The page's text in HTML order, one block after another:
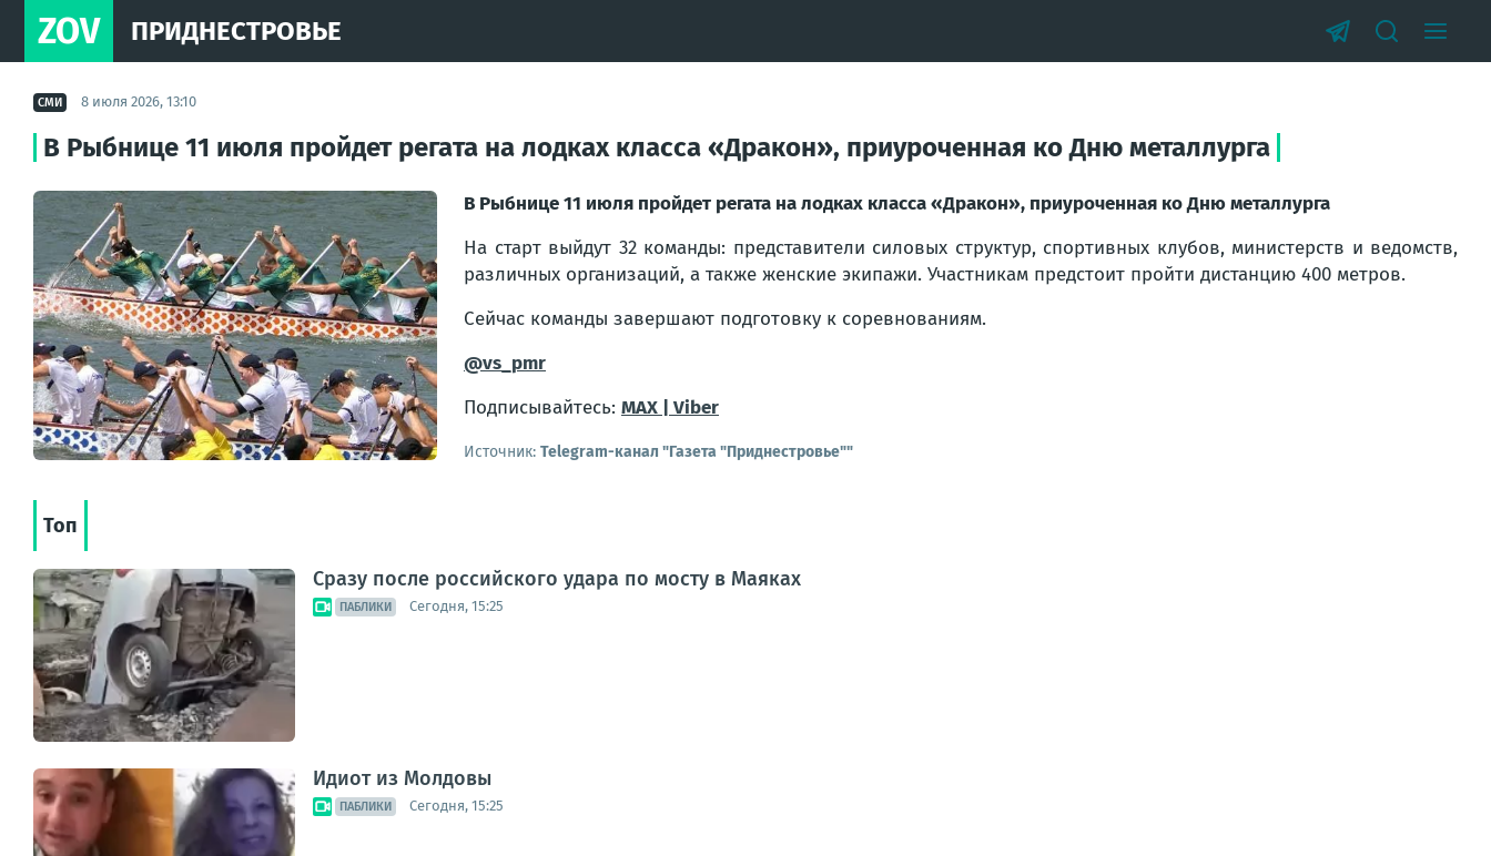
ZOV ПРИДНЕСТРОВЬЕ
СМИ 8 июля 2026, 13:10
В Рыбнице 11 июля пройдет регата на лодках класса «Дракон», приуроченная ко Дню металлурга
В Рыбнице 11 июля пройдет регата на лодках класса «Дракон», приуроченная ко Дню металлурга
На старт выйдут 32 команды: представители силовых структур, спортивных клубов, министерств и ведомств,
различных организаций, а также женские экипажи. Участникам предстоит пройти дистанцию 400 метров.
Сейчас команды завершают подготовку к соревнованиям.
@vs_pmr
Подписывайтесь: MAX | Viber
Источник: Telegram-канал "Газета "Приднестровье""
Топ
Сразу после российского удара по мосту в Маяках
ПАБЛИКИ Сегодня, 15:25
Идиот из Молдовы
ПАБЛИКИ Сегодня, 15:25